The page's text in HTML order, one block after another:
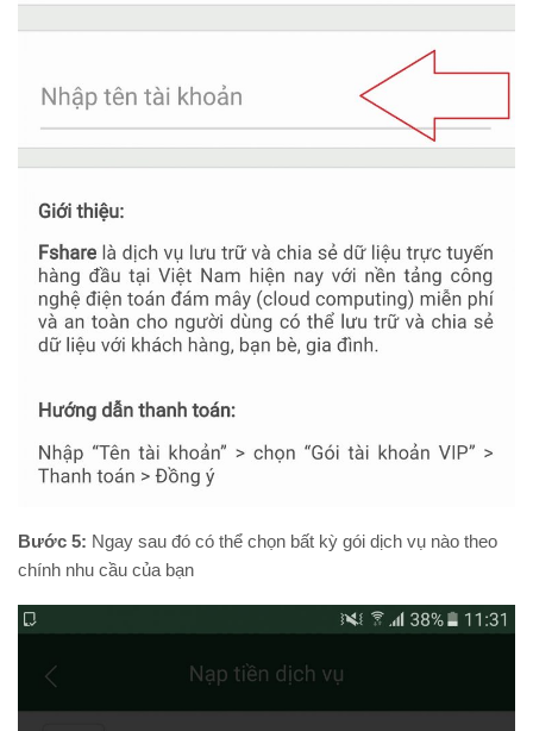
Bước 5: Ngay sau đó có thể chọn bất kỳ gói dịch vụ nào theo
chính nhu cầu của bạn